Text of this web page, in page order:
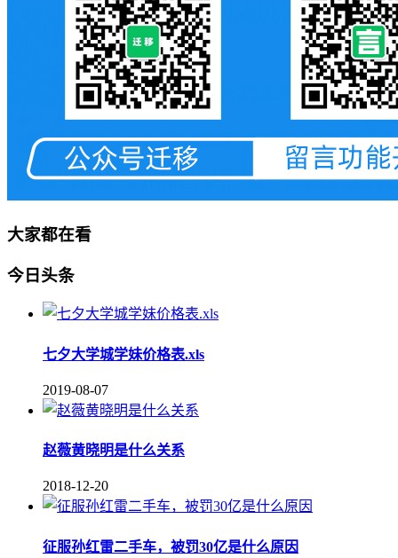
大家都在看
今日头条
七夕大学城学妹价格表.xls
2019-08-07
赵薇黄晓明是什么关系
2018-12-20
征服孙红雷二手车，被罚30亿是什么原因